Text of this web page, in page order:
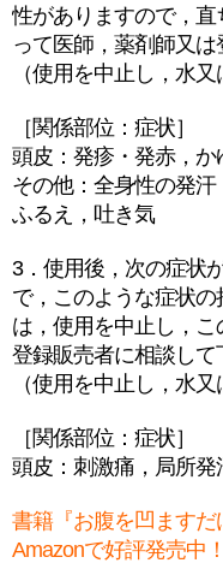
性がありますので，
って医師，薬剤師又は
（使用を中止し，水
［関係部位：症状］
頭皮：発疹・発赤，か
その他：全身性の発汗
ふるえ，吐き気
3．使用後，次の症状
で，このような症状
は，使用を中止し，
登録販売者に相談して
（使用を中止し，水
［関係部位：症状］
頭皮：刺激痛，局所発
書籍『お腹を凹ます
Amazonで好評発売中！